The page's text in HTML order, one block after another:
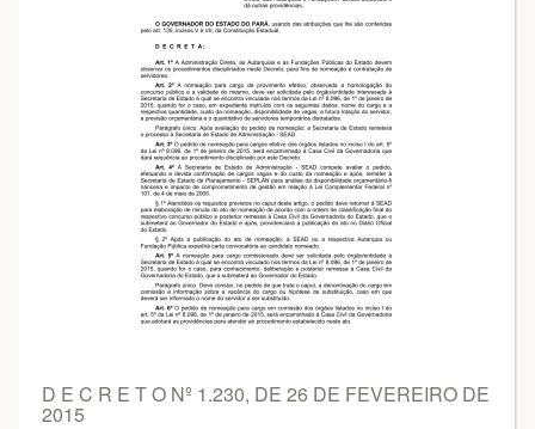
D E C R E T O Nº 1.230, DE 26 DE FEVEREIRO DE
2015